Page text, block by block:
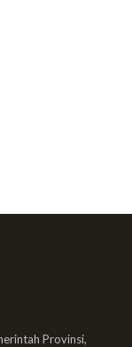
Provinsi,